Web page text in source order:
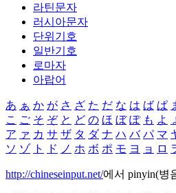
라틴문자
러시아문자
단위기호
일반기호
로마자
아랍어
あ ぁ か が さ ざ た だ な は ば ぱ
こ ご そ ぞ と ど の ほ ぼ ぽ も よ
ア ァ カ サ ザ タ ダ ナ ハ バ パ マ
ソ ゾ ト ド ノ ホ ボ ポ モ ヨ ョ ロ
http://chineseinput.net/에서 pinyin(병